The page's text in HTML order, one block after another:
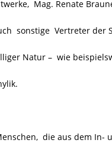
Mag. Renate
sonstige Vertreter der
Natur – wie
die aus dem In-